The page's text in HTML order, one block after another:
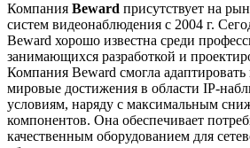
Компания Beward присутствует на
систем видеонаблюдения с 2004 г.
Beward хорошо известна среди
занимающихся разработкой и
Компания Beward смогла
мировые достижения в области IP-
условиям, наряду с максимальным
компонентов. Она обеспечивает
качественным оборудованием для